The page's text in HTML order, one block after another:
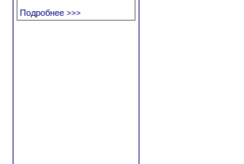
Подробнее >>>